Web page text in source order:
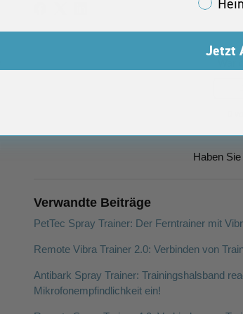
Haben
Verwandte Beiträge
PetTec Spray Trainer: Der Ferntrainer mit
Remote Vibra Trainer 2.0: Verbinden von
Antibark Spray Trainer: Trainingshalsband
Mikrofonempfindlichkeit ein!
Jetzt